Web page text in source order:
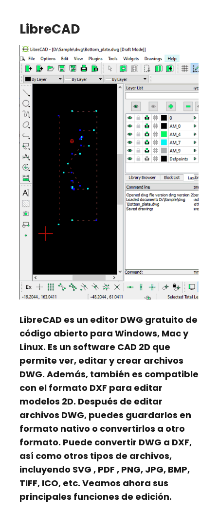
LibreCAD
LibreCAD es un editor DWG gratuito de
código abierto para Windows, Mac y
Linux. Es un software CAD 2D que
permite ver, editar y crear archivos
DWG. Además, también es compatible
con el formato DXF para editar
modelos 2D. Después de editar
archivos DWG, puedes guardarlos en
formato nativo o convertirlos a otro
formato. Puede convertir DWG a DXF,
así como otros tipos de archivos,
incluyendo SVG , PDF , PNG, JPG, BMP,
TIFF, ICO, etc. Veamos ahora sus
principales funciones de edición.